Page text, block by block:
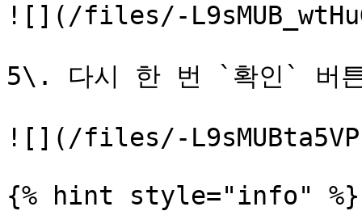
![](/files/-
5\. 다시 한 번 `확인` 버
![](/files/-
{% hint style="info" %}